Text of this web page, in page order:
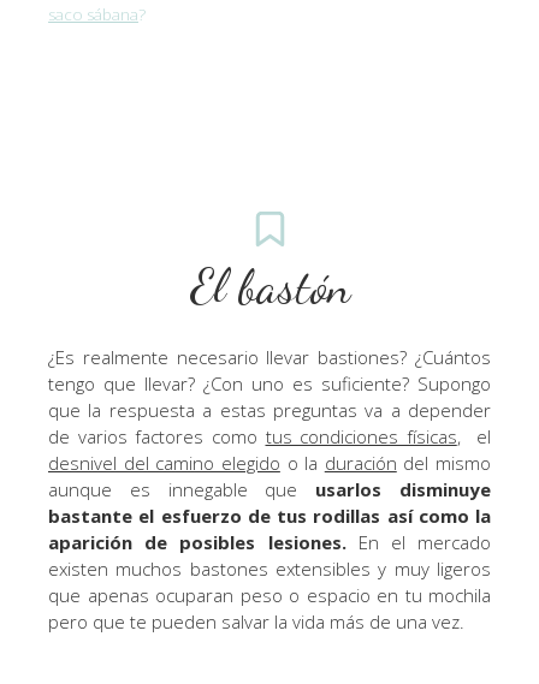
saco sábana?
El bastón
¿Es realmente necesario llevar bastiones? ¿Cuántos
tengo que llevar? ¿Con uno es suficiente? Supongo
que la respuesta a estas preguntas va a depender
de varios factores como tus condiciones físicas, el
desnivel del camino elegido o la duración del mismo
aunque es innegable que usarlos disminuye
bastante el esfuerzo de tus rodillas así como la
aparición de posibles lesiones.En el mercado
existen muchos bastones extensibles y muy ligeros
que apenas ocuparan peso o espacio en tu mochila
pero que te pueden salvar la vida más de una vez.